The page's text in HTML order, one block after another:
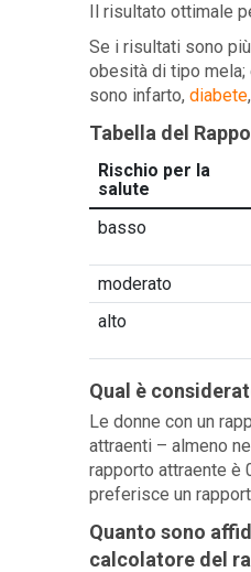
Il risultato ottimale
Se i risultati sono
obesità di tipo
sono infarto, diabete
Tabella del
Rischio per la
salute
basso
moderato
alto
Qual è
Le donne con un
attraenti – almeno
rapporto attraente è
preferisce un
Quanto sono
calcolatore del